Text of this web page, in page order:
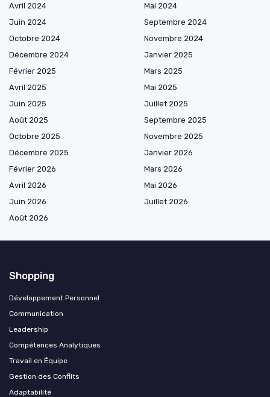
Avril 2024
Mai 2024
Juin 2024
Septembre 2024
Octobre 2024
Novembre 2024
Décembre 2024
Janvier 2025
Février 2025
Mars 2025
Avril 2025
Mai 2025
Juin 2025
Juillet 2025
Août 2025
Septembre 2025
Octobre 2025
Novembre 2025
Décembre 2025
Janvier 2026
Février 2026
Mars 2026
Avril 2026
Mai 2026
Juin 2026
Juillet 2026
Août 2026
Shopping
Développement Personnel
Communication
Leadership
Compétences Analytiques
Travail en Équipe
Gestion des Conflits
Adaptabilité